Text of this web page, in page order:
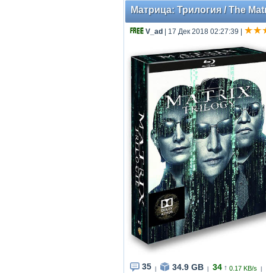
Матрица: Трилогия / The
V_ad | 17 Дек 2018 02:27:39
35 34.9 GB 34 ↑ 0.17 KB/s